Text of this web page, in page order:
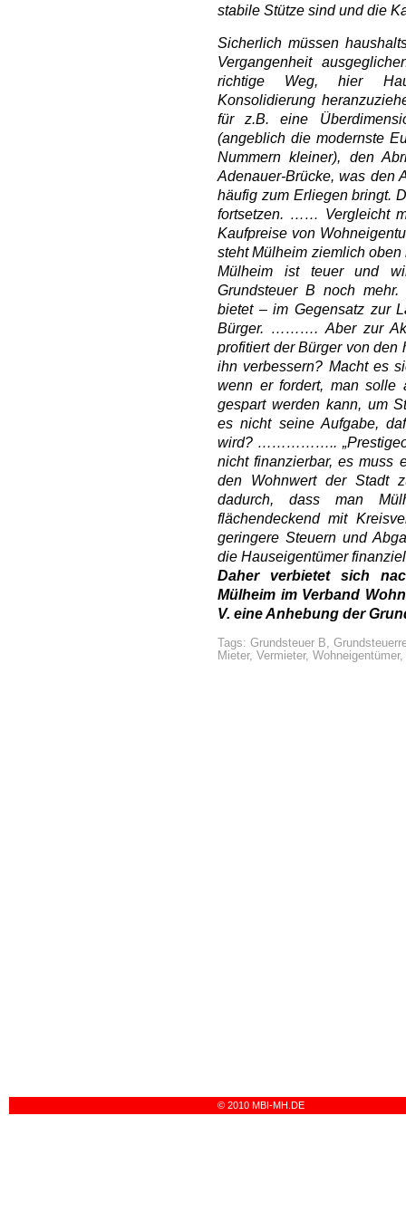
stabile Stütze sind und die
Sicherlich müssen
Vergangenheit
richtige Weg, hier
Konsolidierung
für z.B. eine
(angeblich die modernste
Nummern kleiner), den
Adenauer-Brücke, was den
häufig zum Erliegen bringt.
fortsetzen. …… Vergleicht
Kaufpreise von
steht Mülheim ziemlich
Mülheim ist teuer und
Grundsteuer B noch
bietet – im Gegensatz zur
Bürger. ………. Aber zur
profitiert der Bürger von den
ihn verbessern? Macht es
wenn er fordert, man solle
gespart werden kann, um
es nicht seine Aufgabe,
wird? ……………..
nicht finanzierbar, es muss
den Wohnwert der Stadt
dadurch, dass man
flächendeckend mit
geringere Steuern und
die Hauseigentümer
Daher verbietet sich
Mülheim im Verband
V. eine Anhebung der
Tags: Grundsteuer B,
Mieter, Vermieter, Wohneigentümer,
© 2010 MBI-MH.DE